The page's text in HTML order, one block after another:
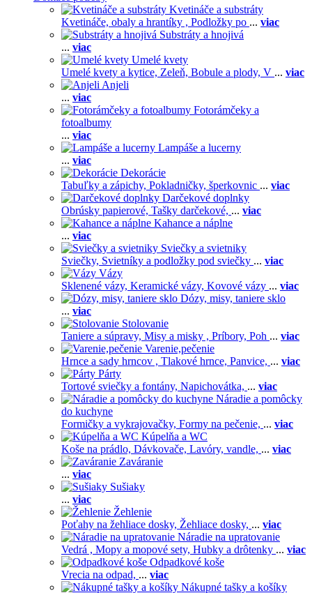
Kvetináče a substráty
Kvetináče, obaly a hrantíky , Podložky po ... viac
Substráty a hnojivá
... viac
Umelé kvety
Umelé kvety a kytice, Zeleň, Bobule a plody, V ... viac
Anjeli
... viac
Fotorámčeky a
fotoalbumy
... viac
Lampáše a lucerny
... viac
Dekorácie
Tabuľky a zápichy, Pokladničky, šperkovnic ... viac
Darčekové doplnky
Obrúsky papierové, Tašky darčekové, ... viac
Kahance a náplne
... viac
Sviečky a svietniky
Sviečky, Svietníky a podložky pod sviečky ... viac
Vázy
Sklenené vázy, Keramické vázy, Kovové vázy ... viac
Dózy, misy, taniere sklo
... viac
Stolovanie
Taniere a súpravy, Misy a misky , Príbory, Poh ... viac
Varenie,pečenie
Hrnce a sady hrncov , Tlakové hrnce, Panvice, ... viac
Párty
Tortové sviečky a fontány, Napichovátka, ... viac
Náradie a pomôcky
do kuchyne
Formičky a vykrajovačky, Formy na pečenie, ... viac
Kúpelňa a WC
Koše na prádlo, Dávkovače, Lavóry, vandle, ... viac
Zaváranie
... viac
Sušiaky
... viac
Žehlenie
Poťahy na žehliace dosky, Žehliace dosky, ... viac
Náradie na upratovanie
Vedrá , Mopy a mopové sety, Hubky a drôtenky ... viac
Odpadkové koše
Vrecia na odpad, ... viac
Nákupné tašky a košíky